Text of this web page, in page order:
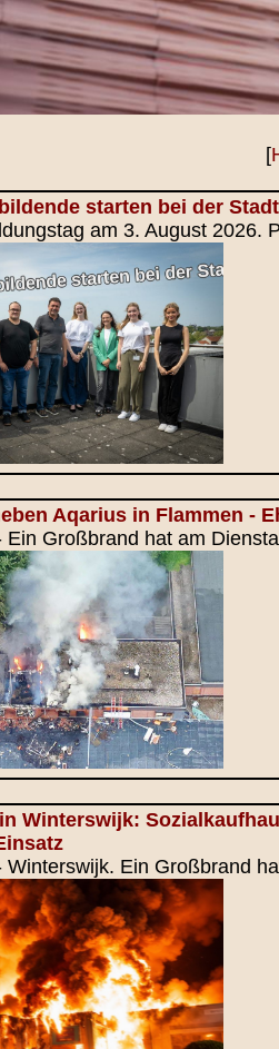
[
starten bei der
am 3. August 2026.
Aqarius in Flammen -
Ein Großbrand hat am
Winterswijk:
Winterswijk. Ein Großbrand